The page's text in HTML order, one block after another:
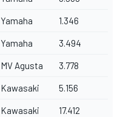
Yamaha 1.346
Yamaha 3.494
MV Agusta 3.778
Kawasaki 5.156
Kawasaki 17.412